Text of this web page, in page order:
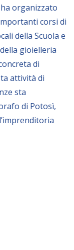
organizzato
corsi di
della Scuola e
gioielleria
di
attività di
sta
di Potosì,